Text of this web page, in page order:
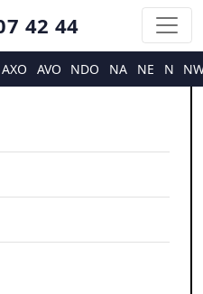
42 44
AXO AVO NDO NA NE N